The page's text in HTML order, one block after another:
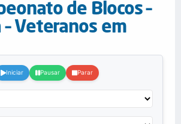
de Blocos –
Veteranos em
Iniciar Pausar Parar